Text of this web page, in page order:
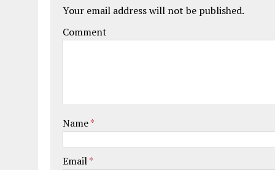
Your email address will not be published.
Comment
Name*
Email*